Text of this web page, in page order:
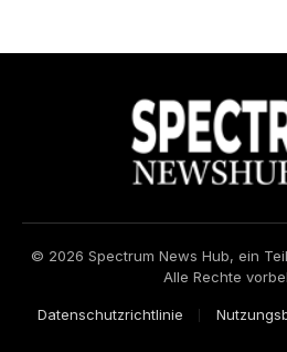
© 2026 Spectrum News Hub, ein
Alle Rechte
Datenschutzrichtlinie